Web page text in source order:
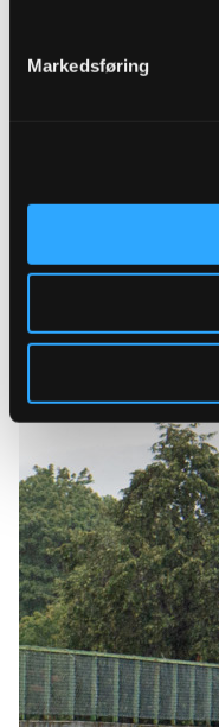
Markedsføring